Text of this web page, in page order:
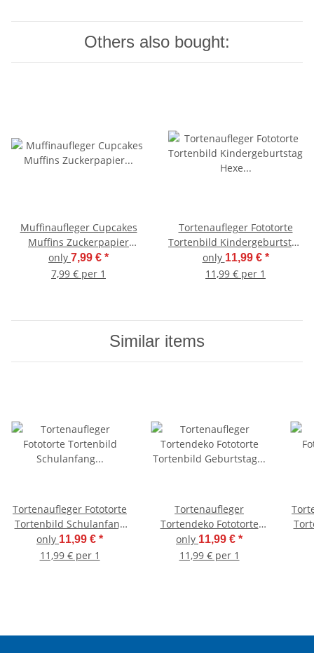
Others also bought:
Muffinaufleger Cupcakes
Muffins Zuckerpapier
Kindergeburtstag Fantasy
Einhorn Einhörner FT06
only 7,99 € *
7,99 € per 1
Tortenaufleger Fototorte
Tortenbild Kindergeburtstag
Hexe Pferd BT04
(Zuckerpapier) Rund 20 cm
only 11,99 € *
11,99 € per 1
Similar items
Tortenaufleger Fototorte
Tortenbild Schulanfang
Einschulung 1. Schultag
DIN A5 SE19
only 11,99 € *
11,99 € per 1
Tortenaufleger
Tortendeko Fototorte
Tortenbild Geburtstag
Einschulung Taufe Fee
only 11,99 € *
11,99 € per 1